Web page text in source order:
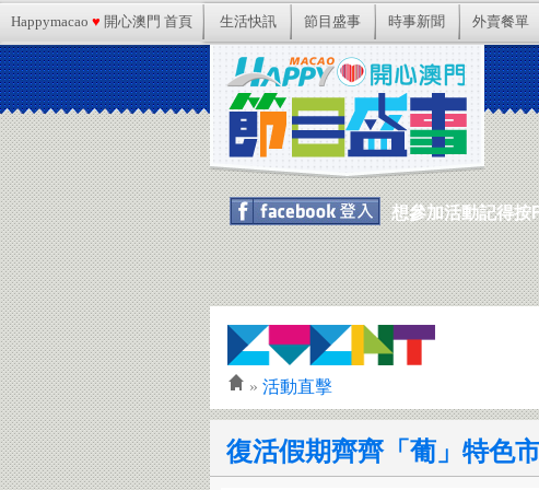
Happymacao ♥ 開心澳門 首頁 生活快訊 節目盛事 時事新聞 外賣餐單
想參加活動記得
» 活動直擊
復活假期齊齊「葡」特色